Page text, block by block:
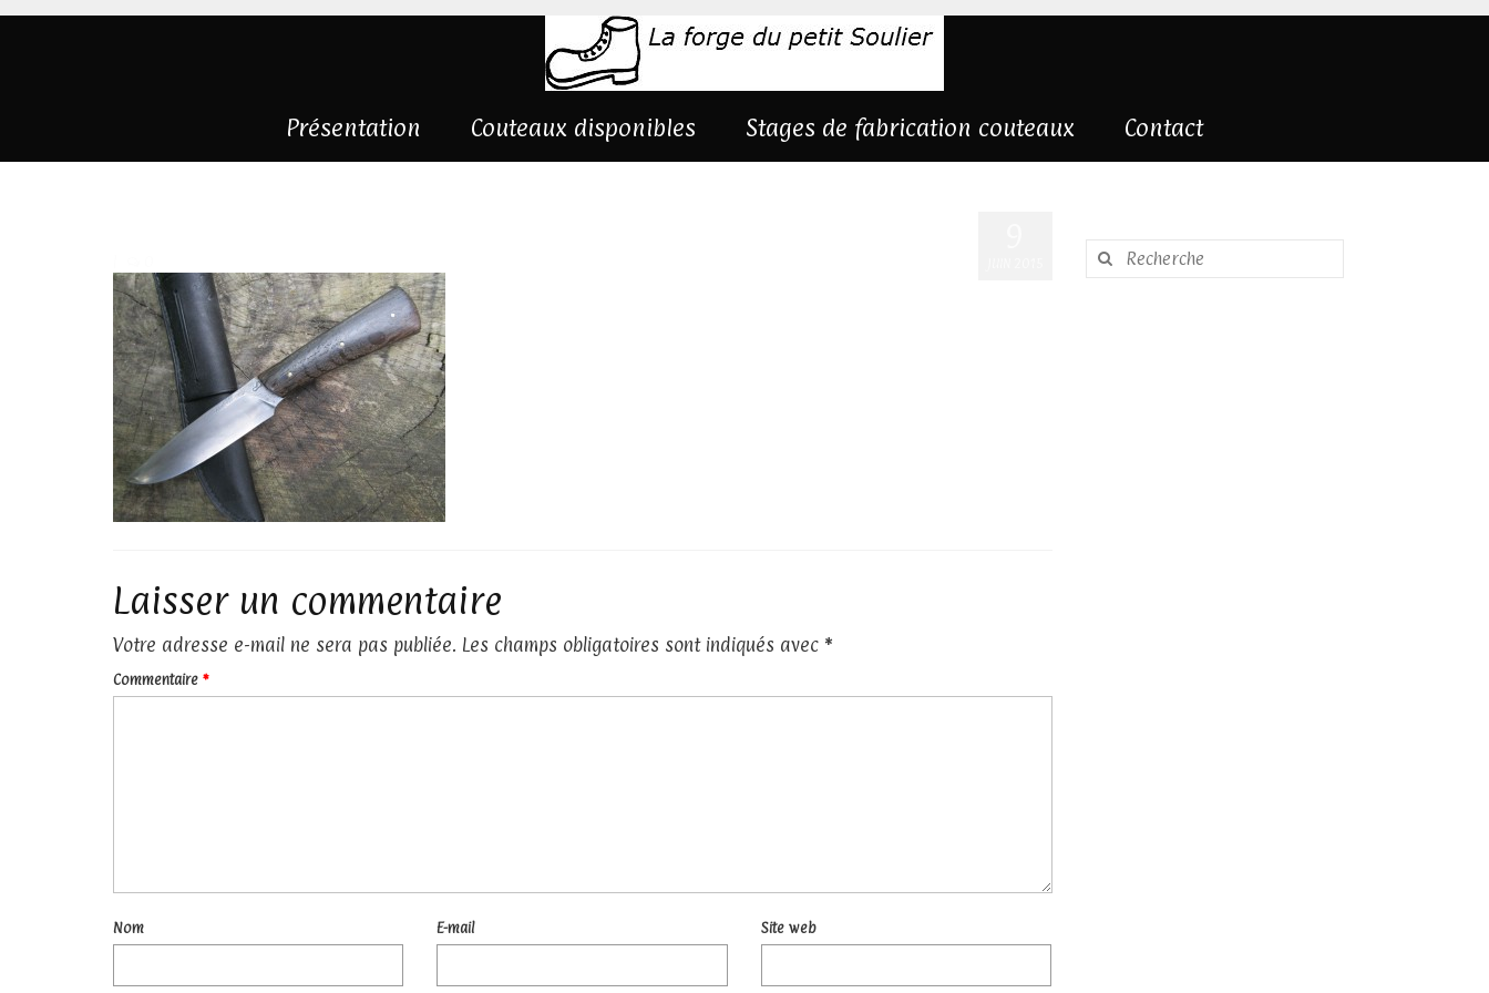
Présentation Couteaux disponibles Stages de fabrication couteaux Contact
Laisser un commentaire
Votre adresse e-mail ne sera pas publiée. Les champs obligatoires sont indiqués avec *
Commentaire *
Nom E-mail Site web
Rechercher
: